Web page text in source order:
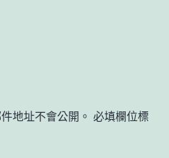
地址不會公開。 必填欄位標